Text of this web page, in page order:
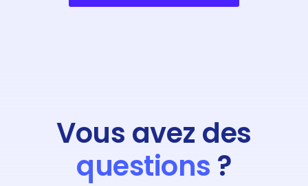
Vous avez des
questions ?